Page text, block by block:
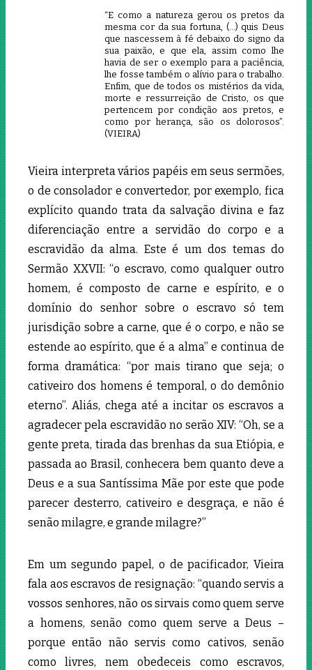
“E como a natureza gerou os pretos da
mesma cor da sua fortuna, (…) quis Deus
que nascessem à fé debaixo do signo da
sua paixão, e que ela, assim como lhe
havia de ser o exemplo para a paciência,
lhe fosse também o alívio para o trabalho.
Enfim, que de todos os mistérios da vida,
morte e ressurreição de Cristo, os que
pertencem por condição aos pretos, e
como por herança, são os dolorosos”.
(VIEIRA)
Vieira interpreta vários papéis em seus sermões,
o de consolador e convertedor, por exemplo, fica
explícito quando trata da salvação divina e faz
diferenciação entre a servidão do corpo e a
escravidão da alma. Este é um dos temas do
Sermão XXVII: “o escravo, como qualquer outro
homem, é composto de carne e espírito, e o
domínio do senhor sobre o escravo só tem
jurisdição sobre a carne, que é o corpo, e não se
estende ao espírito, que é a alma” e continua de
forma dramática: “por mais tirano que seja; o
cativeiro dos homens é temporal, o do demônio
eterno”. Aliás, chega até a incitar os escravos a
agradecer pela escravidão no serão XIV: “Oh, se a
gente preta, tirada das brenhas da sua Etiópia, e
passada ao Brasil, conhecera bem quanto deve a
Deus e a sua Santíssima Mãe por este que pode
parecer desterro, cativeiro e desgraça, e não é
senão milagre, e grande milagre?”
Em um segundo papel, o de pacificador, Vieira
fala aos escravos de resignação: “quando servis a
vossos senhores, não os sirvais como quem serve
a homens, senão como quem serve a Deus –
porque então não servis como cativos, senão
como livres, nem obedeceis como escravos,